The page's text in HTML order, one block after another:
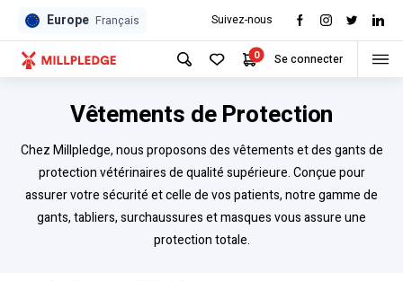
Europe Français Suivez-nous
0 Se connecter
Vêtements de Protection
Chez Millpledge, nous proposons des vêtements et des gants de
protection vétérinaires de qualité supérieure. Conçue pour
assurer votre sécurité et celle de vos patients, notre gamme de
gants, tabliers, surchaussures et masques vous assure une
protection totale.